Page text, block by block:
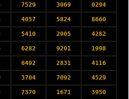
7529 3069 0294
4057 5824 8660
5410 2905 4282
6282 9201 1998
6492 2831 4116
3704 7092 4529
7370 1671 3950